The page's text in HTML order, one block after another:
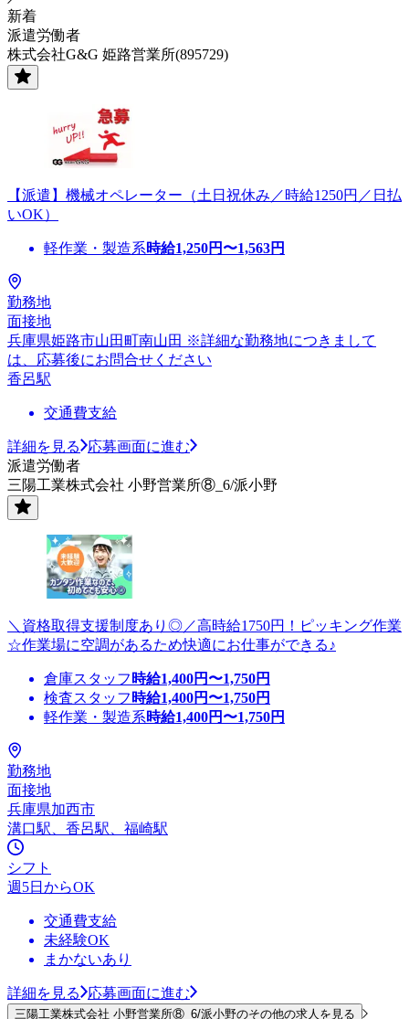
新着
派遣労働者
株式会社G&G 姫路営業所(895729)
【派遣】機械オペレーター（土日祝休み／時給1250円／日払
いOK）
軽作業・製造系時給1,250円〜1,563円
勤務地
面接地
兵庫県姫路市山田町南山田 ※詳細な勤務地につきまして
は、応募後にお問合せください
香呂駅
交通費支給
詳細を見る
応募画面に進む
派遣労働者
三陽工業株式会社 小野営業所⑧_6/派小野
＼資格取得支援制度あり◎／高時給1750円！ピッキング作業
☆作業場に空調があるため快適にお仕事ができる♪
倉庫スタッフ 時給1,400円〜1,750円
検査スタッフ 時給1,400円〜1,750円
軽作業・製造系時給1,400円〜1,750円
勤務地
面接地
兵庫県加西市
溝口駅、香呂駅、福崎駅
シフト
週5日からOK
交通費支給
未経験OK
まかないあり
詳細を見る 応募画面に進む
三陽工業株式会社 小野営業所⑧_6/派小野のその他の求人を見る